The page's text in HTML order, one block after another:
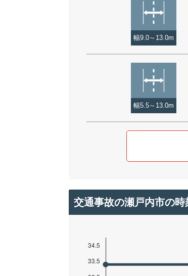
幅9.0～13.0m
幅5.5～13.0m
交通事故の瀬戸内市の